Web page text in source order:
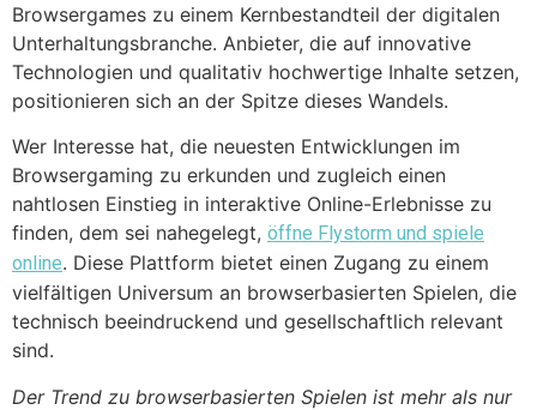
Browsergames zu einem Kernbestandteil der digitalen
Unterhaltungsbranche. Anbieter, die auf innovative
Technologien und qualitativ hochwertige Inhalte setzen,
positionieren sich an der Spitze dieses Wandels.
Wer Interesse hat, die neuesten Entwicklungen im
Browsergaming zu erkunden und zugleich einen
nahtlosen Einstieg in interaktive Online-Erlebnisse zu
finden, dem sei nahegelegt, öffne Flystorm und spiele
online. Diese Plattform bietet einen Zugang zu einem
vielfältigen Universum an browserbasierten Spielen, die
technisch beeindruckend und gesellschaftlich relevant
sind.
Der Trend zu browserbasierten Spielen ist mehr als nur